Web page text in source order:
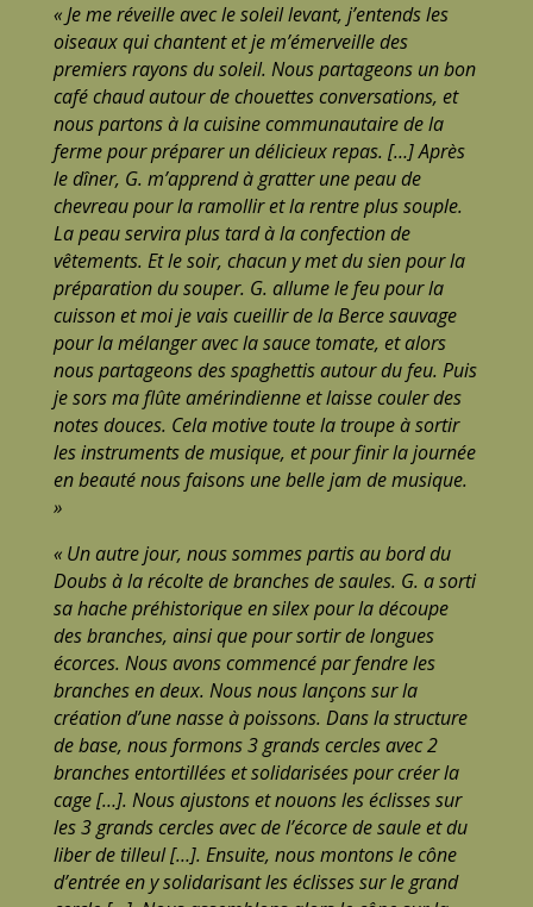
« Je me réveille avec le soleil levant, j’entends les
oiseaux qui chantent et je m’émerveille des
premiers rayons du soleil. Nous partageons un bon
café chaud autour de chouettes conversations, et
nous partons à la cuisine communautaire de la
ferme pour préparer un délicieux repas. […] Après
le dîner, G. m’apprend à gratter une peau de
chevreau pour la ramollir et la rentre plus souple.
La peau servira plus tard à la confection de
vêtements. Et le soir, chacun y met du sien pour la
préparation du souper. G. allume le feu pour la
cuisson et moi je vais cueillir de la Berce sauvage
pour la mélanger avec la sauce tomate, et alors
nous partageons des spaghettis autour du feu. Puis
je sors ma flûte amérindienne et laisse couler des
notes douces. Cela motive toute la troupe à sortir
les instruments de musique, et pour finir la journée
en beauté nous faisons une belle jam de musique.
»
« Un autre jour, nous sommes partis au bord du
Doubs à la récolte de branches de saules. G. a sorti
sa hache préhistorique en silex pour la découpe
des branches, ainsi que pour sortir de longues
écorces. Nous avons commencé par fendre les
branches en deux. Nous nous lançons sur la
création d’une nasse à poissons. Dans la structure
de base, nous formons 3 grands cercles avec 2
branches entortillées et solidarisées pour créer la
cage […]. Nous ajustons et nouons les éclisses sur
les 3 grands cercles avec de l’écorce de saule et du
liber de tilleul […]. Ensuite, nous montons le cône
d’entrée en y solidarisant les éclisses sur le grand